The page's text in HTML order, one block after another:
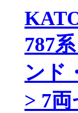
787
ンド
> 7両